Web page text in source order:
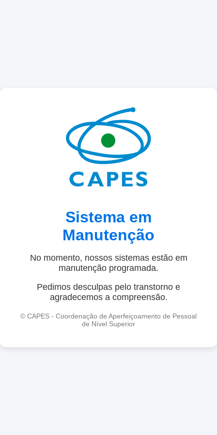
Sistema em
Manutenção
No momento, nossos sistemas estão em
manutenção programada.
Pedimos desculpas pelo transtorno e
agradecemos a compreensão.
© CAPES - Coordenação de Aperfeiçoamento de Pessoal
de Nível Superior